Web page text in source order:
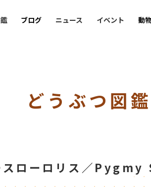
ブログ ニュース イベント 動
どうぶつ図鑑
スローロリス／